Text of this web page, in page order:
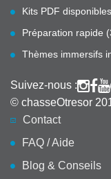
Kits PDF
Préparation rapide
Thèmes immersifs
Suivez-nous :
© chasseOtresor
Contact
FAQ / Aide
Blog & Conseils